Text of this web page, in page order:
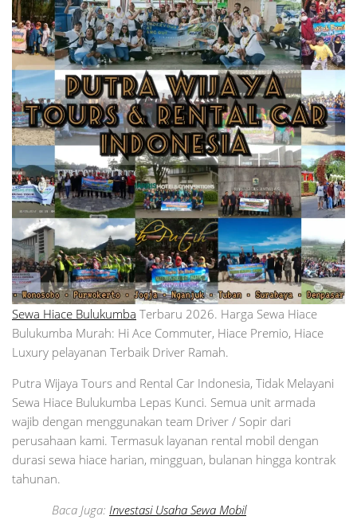
Sewa Hiace Bulukumba Terbaru 2026. Harga Sewa Hiace
Bulukumba Murah: Hi Ace Commuter, Hiace Premio, Hiace
Luxury pelayanan Terbaik Driver Ramah.
Putra Wijaya Tours and Rental Car Indonesia, Tidak Melayani
Sewa Hiace Bulukumba Lepas Kunci. Semua unit armada
wajib dengan menggunakan team Driver / Sopir dari
perusahaan kami. Termasuk layanan rental mobil dengan
durasi sewa hiace harian, mingguan, bulanan hingga kontrak
tahunan.
Baca Juga: Investasi Usaha Sewa Mobil